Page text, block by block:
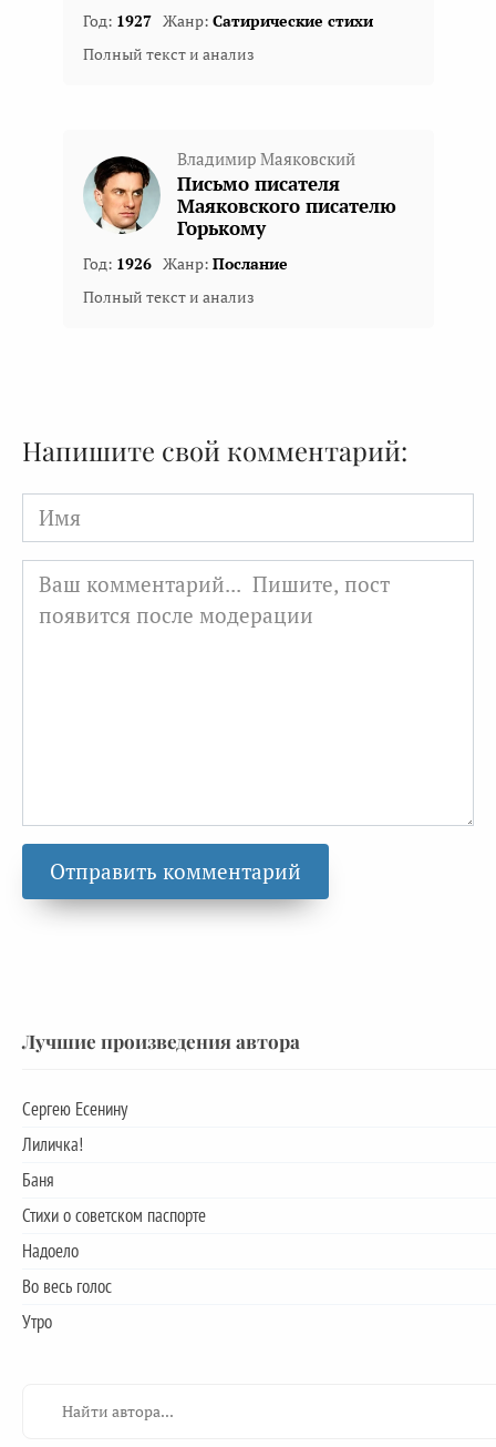
Год: 1927 Жанр: Сатирические стихи
Полный текст и анализ
Владимир Маяковский
Письмо писателя
Маяковского писателю
Горькому
Год: 1926 Жанр: Послание
Полный текст и анализ
Напишите свой комментарий:
Имя
Лучшие произведения автора
Сергею Есенину
Лиличка!
Баня
Стихи о советском паспорте
Надоело
Во весь голос
Утро